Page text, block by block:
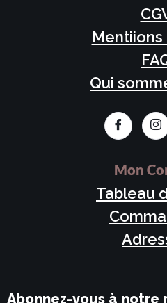
Qui
Mon
Tableau
Abonnez-vous à